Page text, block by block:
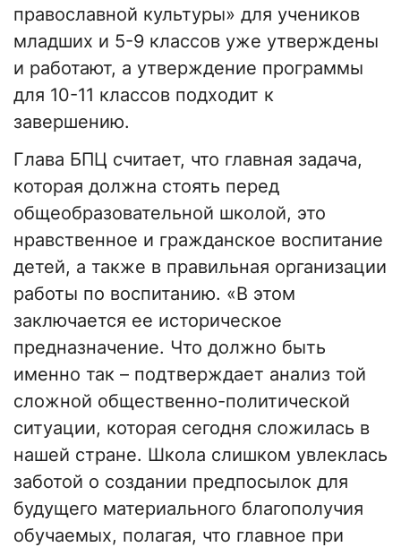
православной культуры» для учеников
младших и 5-9 классов уже утверждены
и работают, а утверждение программы
для 10-11 классов подходит к
завершению.
Глава БПЦ считает, что главная задача,
которая должна стоять перед
общеобразовательной школой, это
нравственное и гражданское воспитание
детей, а также в правильная организации
работы по воспитанию. «В этом
заключается ее историческое
предназначение. Что должно быть
именно так – подтверждает анализ той
сложной общественно-политической
ситуации, которая сегодня сложилась в
нашей стране. Школа слишком увлеклась
заботой о создании предпосылок для
будущего материального благополучия
обучаемых, полагая, что главное при